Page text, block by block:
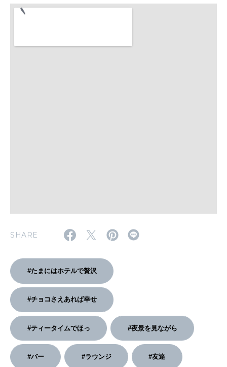
わたしができること
CULTURE
2026年7月号「鎌倉 ローカルが 教えてくれた 本当の歩き方。」
2026年5月号「“大好き”に出会いに。韓国」
2026年4月号「未来をつくる、学びの教科書。」
2026年3月号「スイーツ予想図 2026」
2026年2月号「良運を掴む 新・開運術。」
MAGAZINE
FOLLOW US!
SHARE
#たまにはホテルで贅沢
#チョコさえあれば幸せ
#ティータイムでほっ #夜景を見ながら
#バー #ラウンジ #友達